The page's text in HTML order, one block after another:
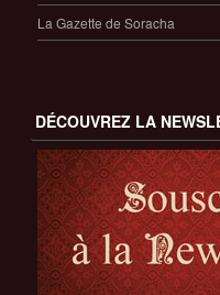
La Gazette de Soracha
DÉCOUVREZ LA